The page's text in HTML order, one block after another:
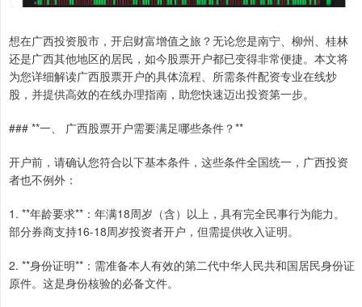
想在广西投资股市，开启财富增值之旅？无论您是南宁、柳州、桂林
还是广西其他地区的居民，如今股票开户都已变得非常便捷。本文将
为您详细解读广西股票开户的具体流程、所需条件配资专业在线炒
股，并提供高效的在线办理指南，助您快速迈出投资第一步。
### **一、 广西股票开户需要满足哪些条件？**
开户前，请确认您符合以下基本条件，这些条件全国统一，广西投资
者也不例外：
1. **年龄要求**：年满18周岁（含）以上，具有完全民事行为能力。
部分券商支持16-18周岁投资者开户，但需提供收入证明。
2. **身份证明**：需准备本人有效的第二代中华人民共和国居民身份证
原件。这是身份核验的必备文件。